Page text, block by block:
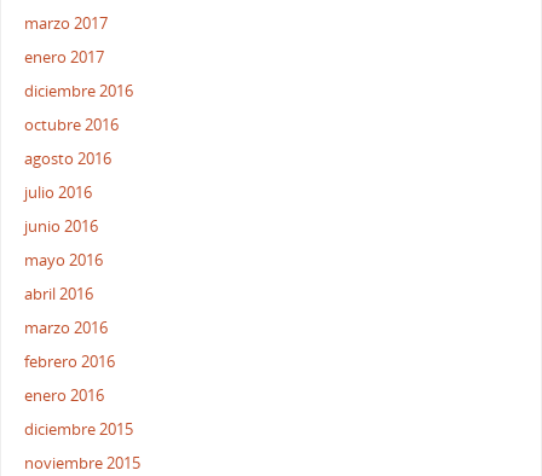
marzo 2017
enero 2017
diciembre 2016
octubre 2016
agosto 2016
julio 2016
junio 2016
mayo 2016
abril 2016
marzo 2016
febrero 2016
enero 2016
diciembre 2015
noviembre 2015